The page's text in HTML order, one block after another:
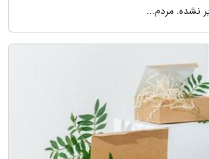
نشده. مردم...